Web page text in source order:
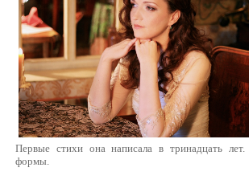
Первые стихи она написала в тринадцать
формы.